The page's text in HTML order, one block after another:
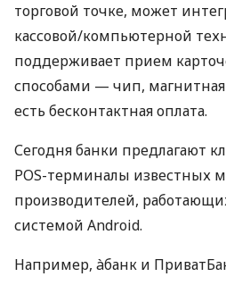
торговой точке, может
кассовой/компьютерной
поддерживает прием
способами — чип, магнитная
есть бесконтактная оплата.
Сегодня банки предлагают
POS-терминалы известных
производителей,
системой Android.
Например, àбанк и